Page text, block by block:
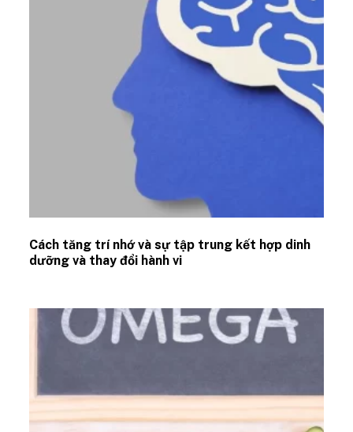
Cách tăng trí nhớ và sự tập trung kết hợp dinh
dưỡng và thay đổi hành vi